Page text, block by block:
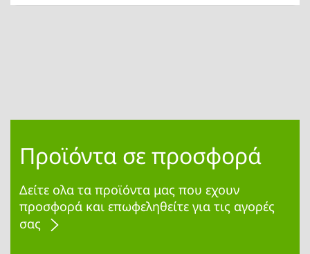
Προϊόντα σε προσφορά
Δείτε ολα τα προϊόντα μας που εχουν
προσφορά και επωφεληθείτε για τις αγορές
σας